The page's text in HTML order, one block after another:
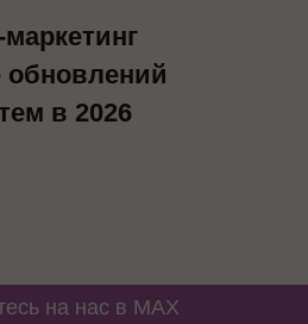
обновлений
в 2026
на нас в MAX